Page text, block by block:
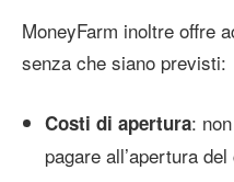
MoneyFarm inoltre offre
senza che siano previsti:
Costi di apertura:
pagare all’apertura